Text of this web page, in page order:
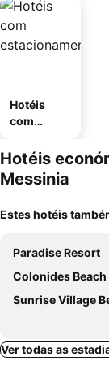
Hotéis
com
mento
Hotéis
Messinia
Estes hotéis
Paradise Resort
Colonides Beach
Sunrise Village
Ver todas as